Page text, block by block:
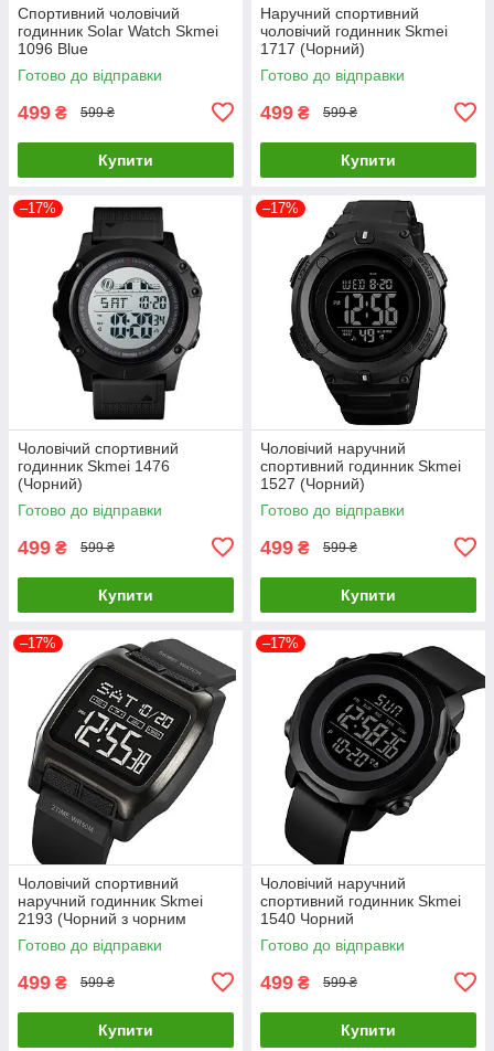
Спортивний чоловічий
годинник Solar Watch Skmei
1096 Blue
Готово до відправки
499 ₴ 599 ₴
Купити
Наручний спортивний
чоловічий годинник Skmei
1717 (Чорний)
Готово до відправки
499 ₴ 599 ₴
Купити
–17%
Чоловічий спортивний
годинник Skmei 1476
(Чорний)
Готово до відправки
499 ₴ 599 ₴
Купити
–17%
Чоловічий наручний
спортивний годинник Skmei
1527 (Чорний)
Готово до відправки
499 ₴ 599 ₴
Купити
–17%
Чоловічий спортивний
наручний годинник Skmei
2193 (Чорний з чорним
циферблатом)
Готово до відправки
499 ₴ 599 ₴
Купити
–17%
Чоловічий наручний
спортивний годинник Skmei
1540 Чорний
Готово до відправки
499 ₴ 599 ₴
Купити